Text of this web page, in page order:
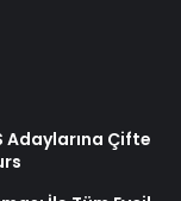
Adaylarına Çifte